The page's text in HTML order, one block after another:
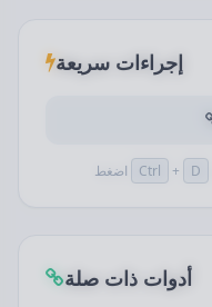
إجراءات سريعة
Ctrl + D
أدوات ذات صلة